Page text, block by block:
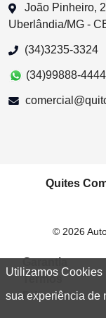
Utilizamos Cookies
sua experiência de
João Pinheiro,
Uberlândia/MG -
(34)3235-3324
(34)99888-4444
Quites
© 2026
Garantia
Termos
Privacidade